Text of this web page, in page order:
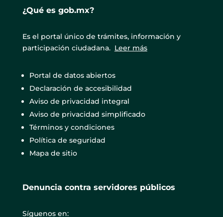
¿Qué es gob.mx?
Es el portal único de trámites, información y
participación ciudadana. Leer más
Portal de datos abiertos
Declaración de accesibilidad
Aviso de privacidad integral
Aviso de privacidad simplificado
Términos y condiciones
Política de seguridad
Mapa de sitio
Denuncia contra servidores públicos
Síguenos en: